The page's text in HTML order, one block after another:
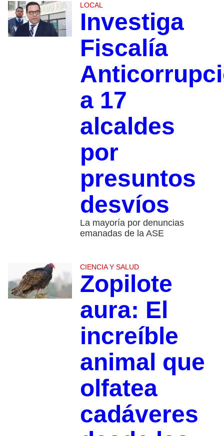
LOCAL
Investiga
Fiscalía
a 17
alcaldes
por
presuntos
desvíos
La mayoría por denuncias
emanadas de la ASE
CIENCIA Y SALUD
Zopilote
aura: El
increíble
animal que
olfatea
cadáveres